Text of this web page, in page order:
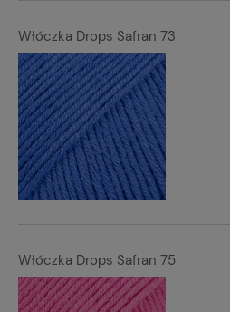
Włóczka Drops Safran 73
Włóczka Drops Safran 75